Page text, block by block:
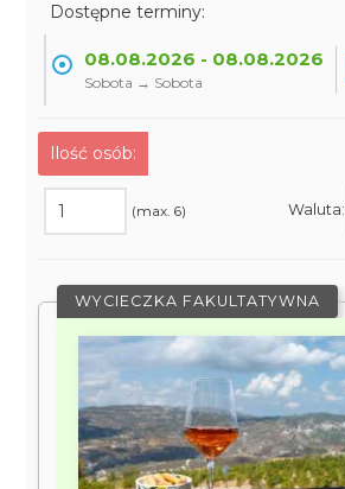
Dostępne terminy:
08.08.2026 - 08.08.2026
Sobota → Sobota
Ilość osób:
(max. 6) Waluta:
WYCIECZKA FAKULTATYWNA